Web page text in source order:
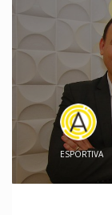
ESPORTIVA